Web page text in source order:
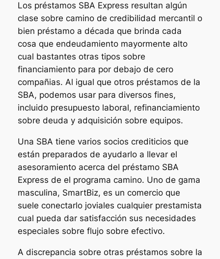
Los préstamos SBA Express resultan algún
clase sobre camino de credibilidad mercantil o
bien préstamo a década que brinda cada
cosa que endeudamiento mayormente alto
cual bastantes otras tipos sobre
financiamiento para por debajo de cero
compañias. Al igual que otros préstamos de la
SBA, podemos usar para diversos fines,
incluido presupuesto laboral, refinanciamiento
sobre deuda y adquisición sobre equipos.
Una SBA tiene varios socios crediticios que
están preparados de ayudarlo a llevar el
asesoramiento acerca del préstamo SBA
Express de el programa camino. Uno de gama
masculina, SmartBiz, es un comercio que
suele conectarlo joviales cualquier prestamista
cual pueda dar satisfacción sus necesidades
especiales sobre flujo sobre efectivo.
A discrepancia sobre otras préstamos sobre la